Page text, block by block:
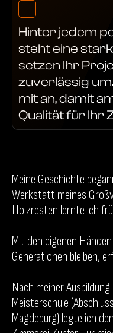
Hinter jedem
steht eine
setzen Ihr
zuverlässig
mit an, damit
Qualität für Ihr
Meine Geschichte
Werkstatt meines
Holzresten lernte ich
Mit den eigenen
Generationen bleiben,
Nach meiner
Meisterschule
Magdeburg) legte ich